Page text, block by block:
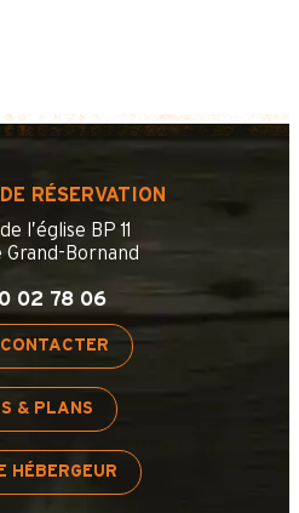
RÉSERVATION
l’église BP 11
Bornand
02 78 06
& PLANS
HÉBERGEUR